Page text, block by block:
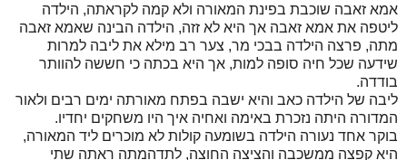
אמא זאבה שוכבת בפינת המאורה ולא קמה לקראתה, הילדה
ליטפה את אמא זאבה אך היא לא זזה, הילדה הבינה שאמא זאבה
מתה, פרצה הילדה בבכי מר, צער רב מילא את ליבה למרות
שידעה שכל חיה סופה למות, אך היא בכתה כי חששה להוותר
בודדה.
ליבה של הילדה כאב והיא ישבה בפתח מאורתה ימים רבים ולאור
המדורה היתה נזכרת באימה ואחיה איך היו משחקים יחדיו.
בוקר אחד נעורה הילדה בשומעה קולות לא מוכרים ליד המאורה,
היא קפצה ממשכבה והציצה החוצה, לתדהמתה ראתה שתי